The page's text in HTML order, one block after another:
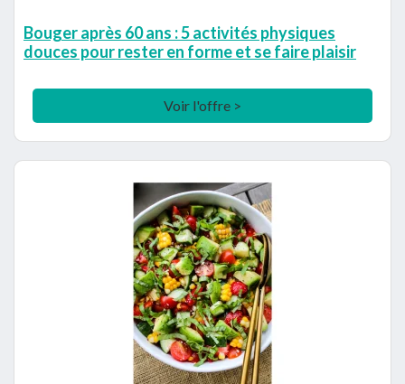
Bouger après 60 ans : 5 activités physiques
douces pour rester en forme et se faire plaisir
Voir l'offre >